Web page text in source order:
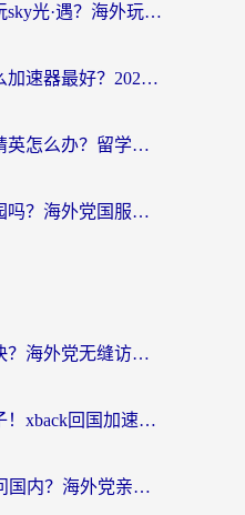
在国外用什么加速器玩sky光·遇？海外玩家国服畅玩终极指南（附魔兽世界狂暴传奇解决方案）
国外玩国服剑灵用什么加速器最好？2026海外玩家亲测指南（附魔兽世界怀旧服精灵之境加速技巧）
在比利时打不开和平精英怎么办？留学生亲测有效的国服游戏加速方案
在欧洲可以打非人学园吗？海外党国服游戏不卡顿的终极指南
归雁加速器怎么升级快？海外党无缝访问国内资源的全攻略（附免费VPN推荐Dcard热门款）
海外党别被地域卡脖子！xback回国加速器选择全攻略，轻松刷剧玩国服
从印度用什么VPN访问国内？海外党亲测的无缝回国上网指南